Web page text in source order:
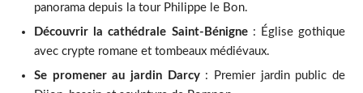
panorama depuis la tour Philippe le Bon.
Découvrir la cathédrale Saint-Bénigne: Église gothique
avec crypte romane et tombeaux médiévaux.
Se promener au jardin Darcy: Premier jardin public de